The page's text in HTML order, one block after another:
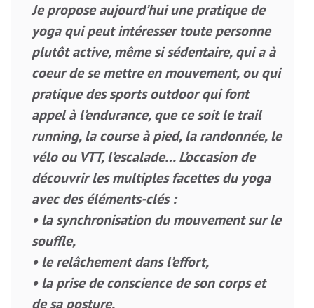
Je propose aujourd’hui une pratique de
yoga qui peut intéresser toute personne
plutôt active, même si sédentaire, qui a à
coeur de se mettre en mouvement, ou qui
pratique des sports outdoor qui font
appel à l’endurance, que ce soit le trail
running, la course à pied, la randonnée, le
vélo ou VTT, l’escalade… L’occasion de
découvrir les multiples facettes du yoga
avec des éléments-clés :
• la synchronisation du mouvement sur le
souffle,
• le relâchement dans l’effort,
• la prise de conscience de son corps et
de sa posture,